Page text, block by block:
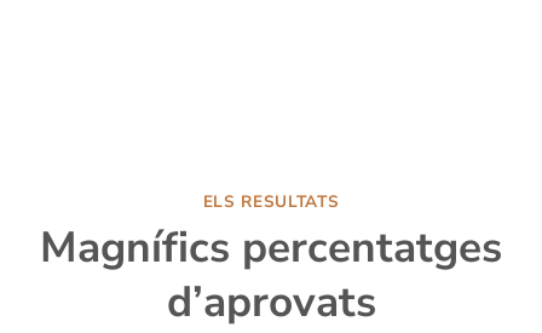
ELS RESULTATS
Magnífics percentatges
d’aprovats